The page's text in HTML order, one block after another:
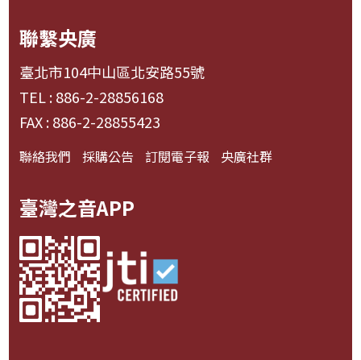
聯繫央廣
臺北市104中山區北安路55號
TEL : 886-2-28856168
FAX : 886-2-28855423
聯絡我們 採購公告 訂閱電子報 央廣社群
臺灣之音APP